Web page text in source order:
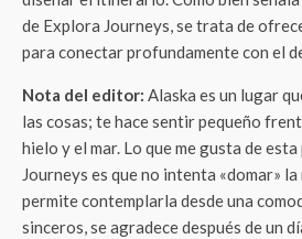
de Explora Journeys, se trata de
para conectar profundamente con el
Nota del editor: Alaska es un lugar
las cosas; te hace sentir pequeño
hielo y el mar. Lo que me gusta de
Journeys es que no intenta «domar»
permite contemplarla desde una
sinceros, se agradece después de un